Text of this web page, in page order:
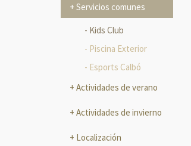
Servicios comunes
Kids Club
Piscina Exterior
Esports Calbó
Actividades de verano
Actividades de invierno
Localización